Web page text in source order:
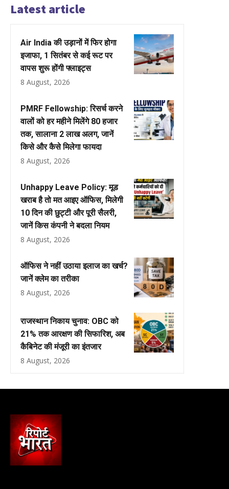
Latest article
Air India की उड़ानों में फिर होगा
इजाफा, 1 सितंबर से कई रूट पर
वापस शुरू होंगी फ्लाइट्स
8 August, 2026
PMRF Fellowship: रिसर्च करने
वालों को हर महीने मिलेंगे ₹80 हजार
तक, सालाना ₹2 लाख अलग, जानें
किसे और कैसे मिलेगा फायदा
8 August, 2026
Unhappy Leave Policy: मूड
खराब है तो मत आइए ऑफिस, मिलेगी
10 दिन की छुट्टी और पूरी सैलरी,
जानें किस कंपनी ने बदला नियम
8 August, 2026
ऑफिस ने नहीं उठाया इलाज का खर्च?
जानें क्लेम का तरीका
8 August, 2026
राजस्थान निकाय चुनाव: OBC को
21% तक आरक्षण की सिफारिश, अब
कैबिनेट की मंजूरी का इंतजार
8 August, 2026